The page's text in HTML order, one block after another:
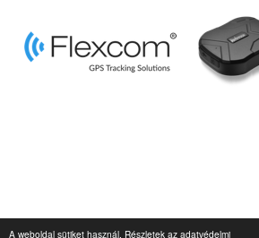
A weboldal sütiket használ. Részletek az adatvédelmi